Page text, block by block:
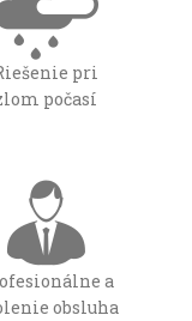
pri
počasí
a
obsluha